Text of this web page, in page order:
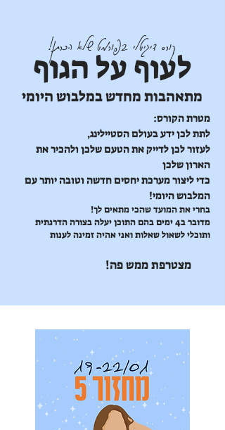
קורס דיגיטלי בפורמט שלא הכרתן!
לעוף על הגוף
מתאהבות מחדש במלבוש היומי
מטרת הקורס:
לתת לכן ידע בעולם הסטיילינג,
לעזור לכן לדייק את הטעם שלכן ולהכיר את
הארון שלכן
כדי ליצור מערכת יחסים חדשה וטובה יותר עם
המלבוש היומי!
בחרי את המועד שהכי מתאים לך!
מדובר ב4 ימים בהם התוכן יעלה בצורה הדרגתית
ותוכלי לשאול שאלות ואני אהיה זמינה לענות
מצטרפת ממש פה!